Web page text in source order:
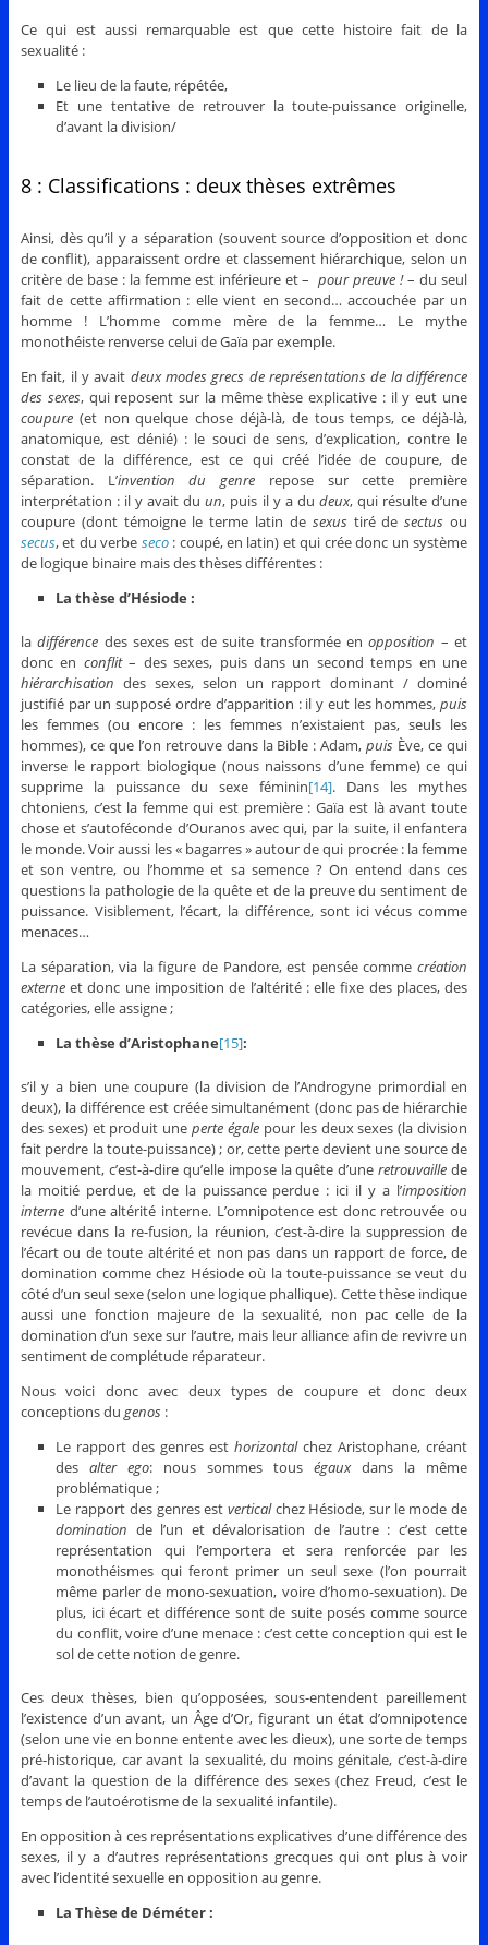
Ce qui est aussi remarquable est que cette histoire fait de la
sexualité :
Le lieu de la faute, répétée,
Et une tentative de retrouver la toute-puissance originelle,
d’avant la division/
8 : Classifications : deux thèses extrêmes
Ainsi, dès qu’il y a séparation (souvent source d’opposition et donc
de conflit), apparaissent ordre et classement hiérarchique, selon un
critère de base : la femme est inférieure et –pour preuve !– du seul
fait de cette affirmation : elle vient en second… accouchée par un
homme ! L’homme comme mère de la femme… Le mythe
monothéiste renverse celui de Gaïa par exemple.
En fait, il y avait deux modes grecs de représentations de la différence
des sexes, qui reposent sur la même thèse explicative : il y eut une
coupure(et non quelque chose déjà-là, de tous temps, ce déjà-là,
anatomique, est dénié) : le souci de sens, d’explication, contre le
constat de la différence, est ce qui créé l’idée de coupure, de
séparation. L’invention du genre repose sur cette première
interprétation : il y avait duun, puis il y a du deux, qui résulte d’une
coupure (dont témoigne le terme latin de sexustiré desectusou
secus, et du verbe seco: coupé, en latin) et qui crée donc un système
de logique binaire mais des thèses différentes :
La thèse d’Hésiode :
ladifférence des sexes est de suite transformée enopposition – et
donc en conflit– des sexes, puis dans un second temps en une
hiérarchisation des sexes, selon un rapport dominant / dominé
justifié par un supposé ordre d’apparition : il y eut les hommes,puis
les femmes (ou encore : les femmes n’existaient pas, seuls les
hommes), ce que l’on retrouve dans la Bible : Adam,puis Ève, ce qui
inverse le rapport biologique (nous naissons d’une femme) ce qui
supprime la puissance du sexe féminin[14]. Dans les mythes
chtoniens, c’est la femme qui est première : Gaïa est là avant toute
chose et s’autoféconde d’Ouranos avec qui, par la suite, il enfantera
le monde. Voir aussi les « bagarres » autour de qui procrée : la femme
et son ventre, ou l’homme et sa semence ? On entend dans ces
questions la pathologie de la quête et de la preuve du sentiment de
puissance. Visiblement, l’écart, la différence, sont ici vécus comme
menaces…
La séparation, via la figure de Pandore, est pensée commecréation
externeet donc une imposition de l’altérité : elle fixe des places, des
catégories, elle assigne ;
La thèse d’Aristophane[15]:
s’il y a bien une coupure (la division de l’Androgyne primordial en
deux), la différence est créée simultanément (donc pas de hiérarchie
des sexes) et produit uneperte égale pour les deux sexes (la division
fait perdre la toute-puissance) ; or, cette perte devient une source de
mouvement, c’est-à-dire qu’elle impose la quête d’uneretrouvaille de
la moitié perdue, et de la puissance perdue : ici il y a l’imposition
interned’une altérité interne. L’omnipotence est donc retrouvée ou
revécue dans la re-fusion, la réunion, c’est-à-dire la suppression de
l’écart ou de toute altérité et non pas dans un rapport de force, de
domination comme chez Hésiode où la toute-puissance se veut du
côté d’un seul sexe (selon une logique phallique). Cette thèse indique
aussi une fonction majeure de la sexualité, non pac celle de la
domination d’un sexe sur l’autre, mais leur alliance afin de revivre un
sentiment de complétude réparateur.
Nous voici donc avec deux types de coupure et donc deux
conceptions du genos :
Le rapport des genres esthorizontalchez Aristophane, créant
desalter ego: nous sommes touségauxdans la même
problématique ;
Le rapport des genres est verticalchez Hésiode, sur le mode de
domination de l’un et dévalorisation de l’autre : c’est cette
représentation qui l’emportera et sera renforcée par les
monothéismes qui feront primer un seul sexe (l’on pourrait
même parler de mono-sexuation, voire d’homo-sexuation). De
plus, ici écart et différence sont de suite posés comme source
du conflit, voire d’une menace : c’est cette conception qui est le
sol de cette notion de genre.
Ces deux thèses, bien qu’opposées, sous-entendent pareillement
l’existence d’un avant, un Âge d’Or, figurant un état d’omnipotence
(selon une vie en bonne entente avec les dieux), une sorte de temps
pré-historique, car avant la sexualité, du moins génitale, c’est-à-dire
d’avant la question de la différence des sexes (chez Freud, c’est le
temps de l’autoérotisme de la sexualité infantile).
En opposition à ces représentations explicatives d’une différence des
sexes, il y a d’autres représentations grecques qui ont plus à voir
avec l’identité sexuelle en opposition au genre.
La Thèse de Déméter :